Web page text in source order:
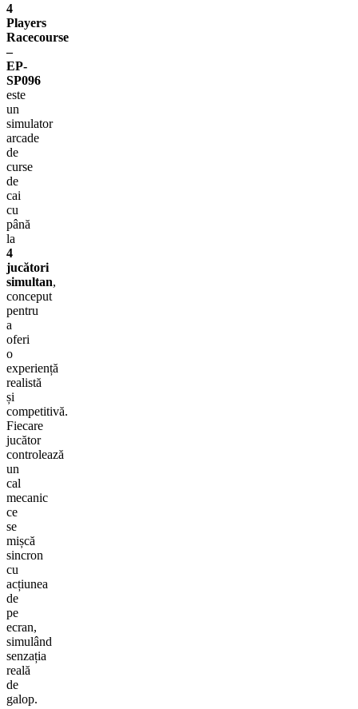
4
Players
Racecourse
–
EP-
SP096
este
un
simulator
arcade
de
curse
de
cai
cu
până
la
4
jucători
simultan,
conceput
pentru
a
oferi
o
experiență
realistă
și
competitivă.
Fiecare
jucător
controlează
un
cal
mecanic
ce
se
mișcă
sincron
cu
acțiunea
de
pe
ecran,
simulând
senzația
reală
de
galop.